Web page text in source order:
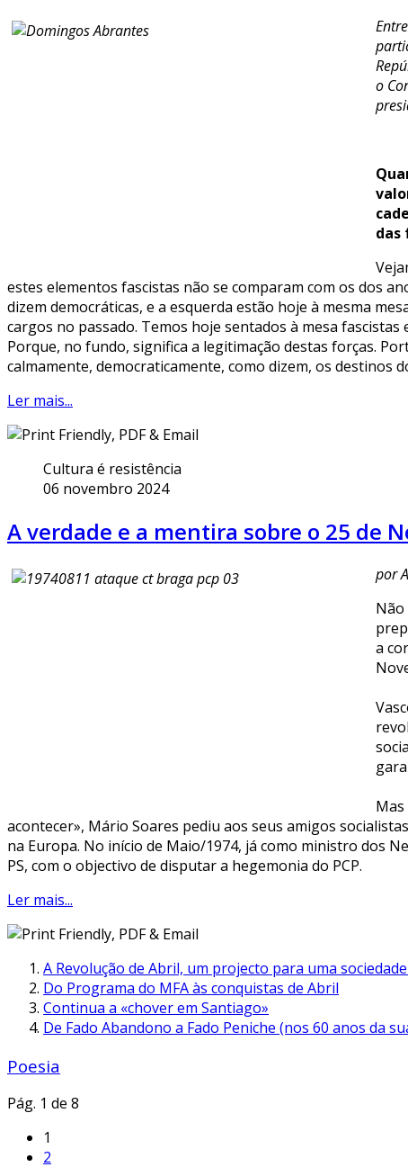
o
das
estes elementos fascistas não se comparam com os dos
dizem democráticas, e a esquerda estão hoje à mesma
cargos no passado. Temos hoje sentados à mesa
Porque, no fundo, significa a legitimação destas forças.
calmamente, democraticamente, como dizem, os destinos
Ler mais...
Cultura é resistência
06 novembro 2024
A verdade e a mentira sobre o 25 de
por
Não
a
acontecer», Mário Soares pediu aos seus amigos
na Europa. No início de Maio/1974, já como ministro dos
PS, com o objectivo de disputar a hegemonia do PCP.
Ler mais...
A Revolução de Abril, um projecto para uma
Do Programa do MFA às conquistas de Abril
Continua a «chover em Santiago»
De Fado Abandono a Fado Peniche (nos 60 anos da
Poesia
Pág. 1 de 8
1
2